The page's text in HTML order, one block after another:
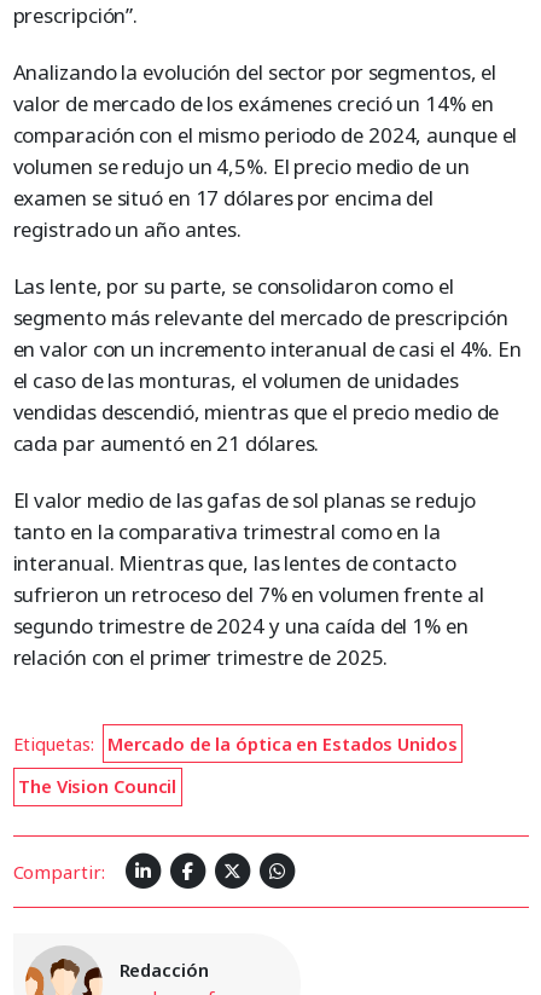
prescripción”.
Analizando la evolución del sector por segmentos, el
valor de mercado de los exámenes creció un 14% en
comparación con el mismo periodo de 2024, aunque el
volumen se redujo un 4,5%. El precio medio de un
examen se situó en 17 dólares por encima del
registrado un año antes.
Las lente, por su parte, se consolidaron como el
segmento más relevante del mercado de prescripción
en valor con un incremento interanual de casi el 4%. En
el caso de las monturas, el volumen de unidades
vendidas descendió, mientras que el precio medio de
cada par aumentó en 21 dólares.
El valor medio de las gafas de sol planas se redujo
tanto en la comparativa trimestral como en la
interanual. Mientras que, las lentes de contacto
sufrieron un retroceso del 7% en volumen frente al
segundo trimestre de 2024 y una caída del 1% en
relación con el primer trimestre de 2025.
Etiquetas:
Mercado de la óptica en Estados Unidos
The Vision Council
Compartir:
Redacción